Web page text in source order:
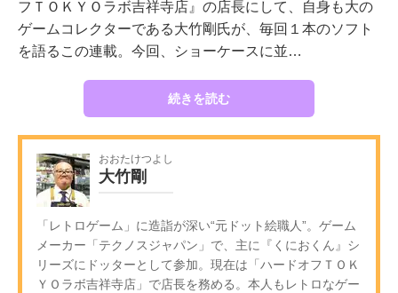
フＴＯＫＹＯラボ吉祥寺店』の店長にして、自身も大の
ゲームコレクターである大竹剛氏が、毎回１本のソフト
を語るこの連載。今回、ショーケースに並…
続きを読む
おおたけつよし
大竹剛
「レトロゲーム」に造詣が深い“元ドット絵職人”。ゲーム
メーカー「テクノスジャパン」で、主に『くにおくん』シ
リーズにドッターとして参加。現在は「ハードオフＴＯＫ
ＹＯラボ吉祥寺店」で店長を務める。本人もレトロなゲー